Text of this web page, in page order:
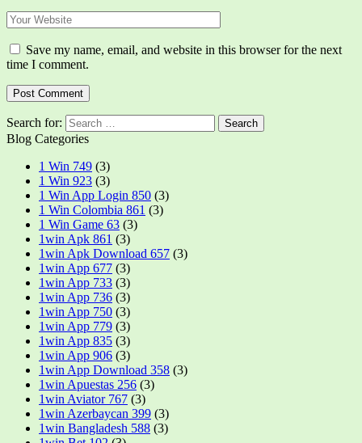
Save my name, email, and website in this browser for the next
time I comment.
Search for:
Blog Categories
1 Win 749 (3)
1 Win 923 (3)
1 Win App Login 850 (3)
1 Win Colombia 861 (3)
1 Win Game 63 (3)
1win Apk 861 (3)
1win Apk Download 657 (3)
1win App 677 (3)
1win App 733 (3)
1win App 736 (3)
1win App 750 (3)
1win App 779 (3)
1win App 835 (3)
1win App 906 (3)
1win App Download 358 (3)
1win Apuestas 256 (3)
1win Aviator 767 (3)
1win Azerbaycan 399 (3)
1win Bangladesh 588 (3)